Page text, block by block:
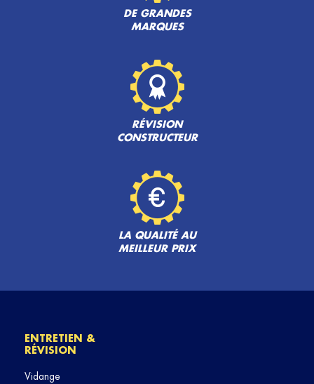
DE GRANDES
MARQUES
RÉVISION
CONSTRUCTEUR
LA QUALITÉ AU
MEILLEUR PRIX
ENTRETIEN &
RÉVISION
Vidange